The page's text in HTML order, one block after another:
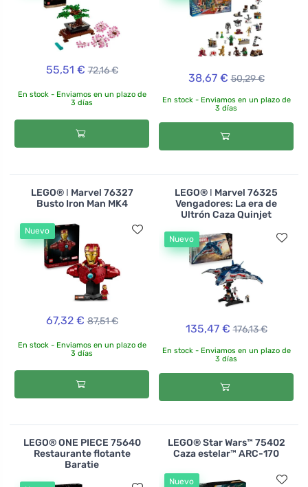
55,51 € 72,16 €
En stock - Enviamos en un plazo de
3 días
38,67 € 50,29 €
En stock - Enviamos en un plazo de
3 días
LEGO® ǀ Marvel 76327
Busto Iron Man MK4
Nuevo
67,32 € 87,51 €
En stock - Enviamos en un plazo de
3 días
LEGO® ǀ Marvel 76325
Vengadores: La era de
Ultrón Caza Quinjet
Nuevo
135,47 € 176,13 €
En stock - Enviamos en un plazo de
3 días
LEGO® ONE PIECE 75640
Restaurante flotante
Baratie
LEGO® Star Wars™ 75402
Caza estelar™ ARC-170
Nuevo